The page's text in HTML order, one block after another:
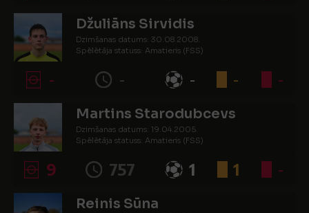
Džuliāns Sirvidis
Dzimšanas datums: 30.08.2008.
Spēlētāja statuss: Amatieris (FSS)
- - - - -
Martins Starodubcevs
Dzimšanas datums: 19.04.2005.
Spēlētāja statuss: Amatieris (FSS)
9 757 1 1 -
Reinis Sūna